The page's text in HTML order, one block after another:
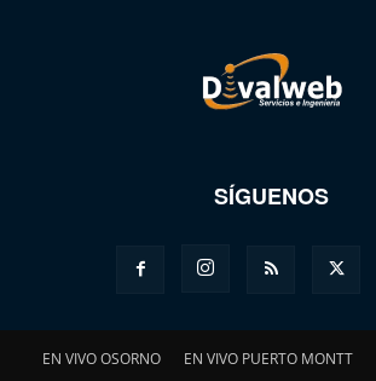
SÍGUENOS
EN VIVO OSORNO EN VIVO PUERTO MONTT